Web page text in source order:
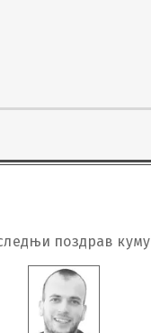
поздрав куму